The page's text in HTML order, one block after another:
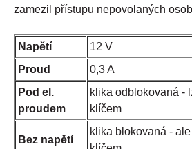
zamezil přístupu nepovolaných
Napětí
12 V
Proud
0,3 A
Pod el.
proudem
klika odblokovaná -
klíčem
Bez napětí
klika blokovaná -